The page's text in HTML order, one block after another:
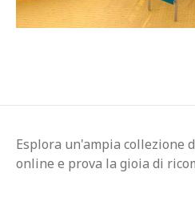
Esplora un'ampia collezione
online e prova la gioia di